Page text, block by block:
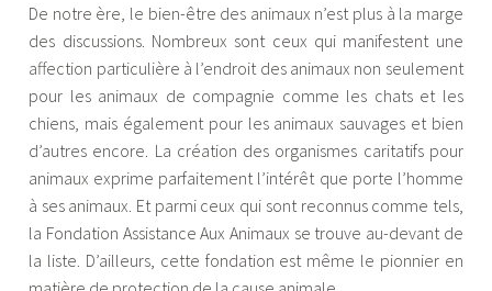
e
x
a
n
d
r
e
De notre ère, le bien-être des animaux n’est plus à la marge
des discussions. Nombreux sont ceux qui manifestent une
affection particulière à l’endroit des animaux non seulement
pour les animaux de compagnie comme les chats et les
chiens, mais également pour les animaux sauvages et bien
d’autres encore. La création des organismes caritatifs pour
animaux exprime parfaitement l’intérêt que porte l’homme
à ses animaux. Et parmi ceux qui sont reconnus comme tels,
la Fondation Assistance Aux Animaux se trouve au-devant de
la liste. D’ailleurs, cette fondation est même le pionnier en